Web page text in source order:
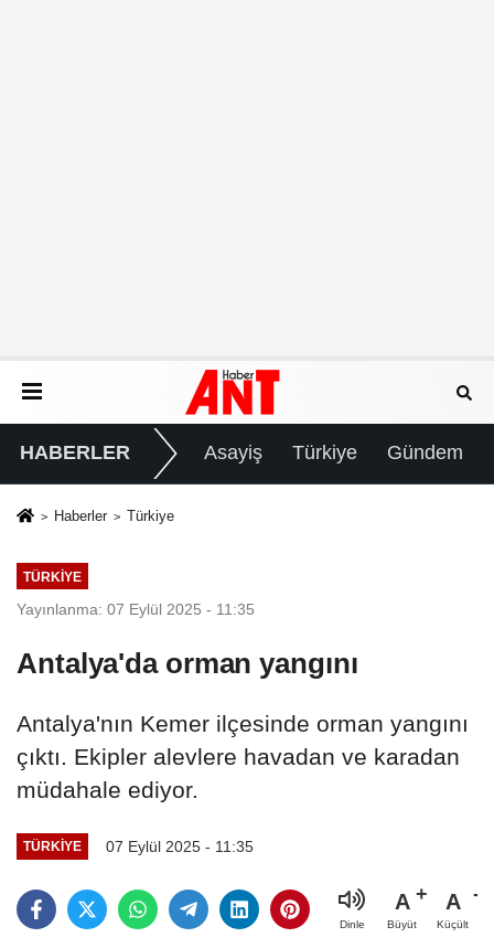
HABERLER Asayiş Türkiye Gündem
Haberler Türkiye
TÜRKIYE
Yayınlanma: 07 Eylül 2025 - 11:35
Antalya'da orman yangını
Antalya'nın Kemer ilçesinde orman yangını
çıktı. Ekipler alevlere havadan ve karadan
müdahale ediyor.
TÜRKIYE 07 Eylül 2025 - 11:35
Dinle
A
Büyüt
A
Küçült